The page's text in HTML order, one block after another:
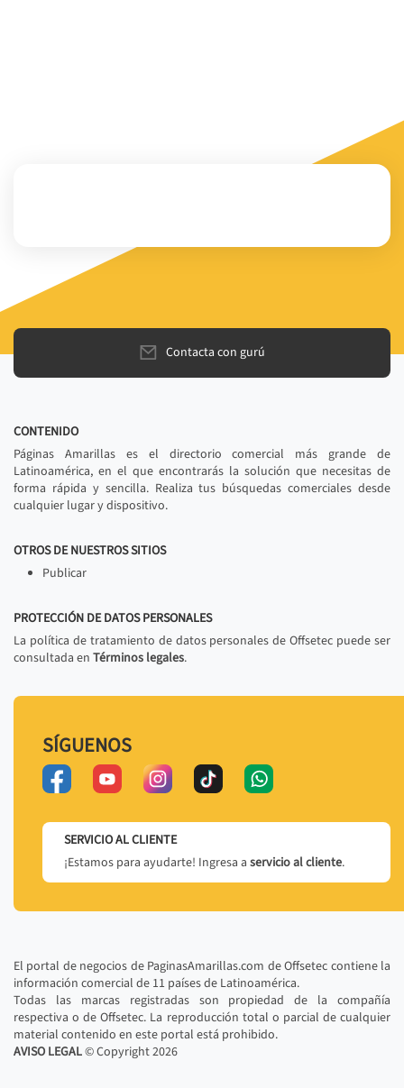
Contacta con gurú
CONTENIDO
Páginas Amarillas es el directorio comercial más grande de
Latinoamérica, en el que encontrarás la solución que necesitas de
forma rápida y sencilla. Realiza tus búsquedas comerciales desde
cualquier lugar y dispositivo.
OTROS DE NUESTROS SITIOS
Publicar
PROTECCIÓN DE DATOS PERSONALES
La política de tratamiento de datos personales de Offsetec puede ser
consultada en Términos legales.
SÍGUENOS
SERVICIO AL CLIENTE
¡Estamos para ayudarte! Ingresa a servicio al cliente.
El portal de negocios de PaginasAmarillas.com de Offsetec contiene la
información comercial de 11 países de Latinoamérica.
Todas las marcas registradas son propiedad de la compañía
respectiva o de Offsetec. La reproducción total o parcial de cualquier
material contenido en este portal está prohibido.
AVISO LEGAL© Copyright2026